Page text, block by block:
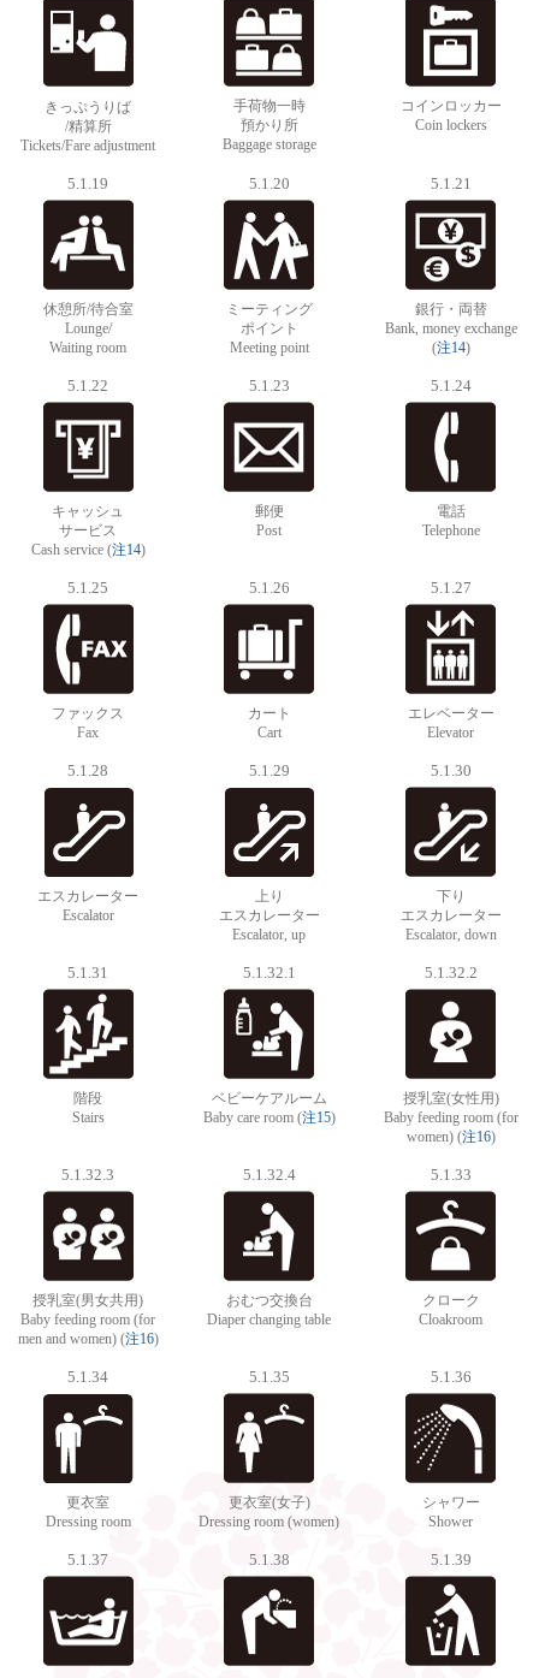
きっぷうりば
/精算所
Tickets/Fare adjustment
手荷物一時
預かり所
Baggage storage
コインロッカー
Coin lockers
5.1.19
休憩所/待合室
Lounge/
Waiting room
5.1.20
ミーティング
ポイント
Meeting point
5.1.21
銀行・両替
Bank, money exchange
(注14)
5.1.22
キャッシュ
サービス
Cash service (注14)
5.1.23
郵便
Post
5.1.24
電話
Telephone
5.1.25
ファックス
Fax
5.1.26
カート
Cart
5.1.27
エレベーター
Elevator
5.1.28
エスカレーター
Escalator
5.1.29
上り
エスカレーター
Escalator, up
5.1.30
下り
エスカレーター
Escalator, down
5.1.31
階段
Stairs
5.1.32.1
ベビーケアルーム
Baby care room (注15)
5.1.32.2
授乳室(女性用)
Baby feeding room (for
women) (注16)
5.1.32.3
授乳室(男女共用)
Baby feeding room (for
men and women) (注16)
5.1.32.4
おむつ交換台
Diaper changing table
5.1.33
クローク
Cloakroom
5.1.34
更衣室
Dressing room
5.1.35
更衣室(女子)
Dressing room (women)
5.1.36
シャワー
Shower
5.1.37 5.1.38 5.1.39